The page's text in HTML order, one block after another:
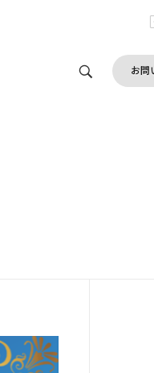
お問